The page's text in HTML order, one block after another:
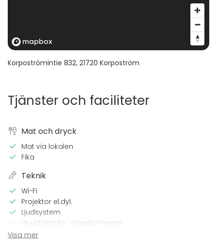
Korpoströmintie 832, 21720 Korpoström
Tjänster och faciliteter
Mat och dryck
Mat via lokalen
Fika
Teknik
Wi-Fi
Projektor el.dyl.
Ljudsystem
Utrustning för videokonferens
Utrustning
Visa mer